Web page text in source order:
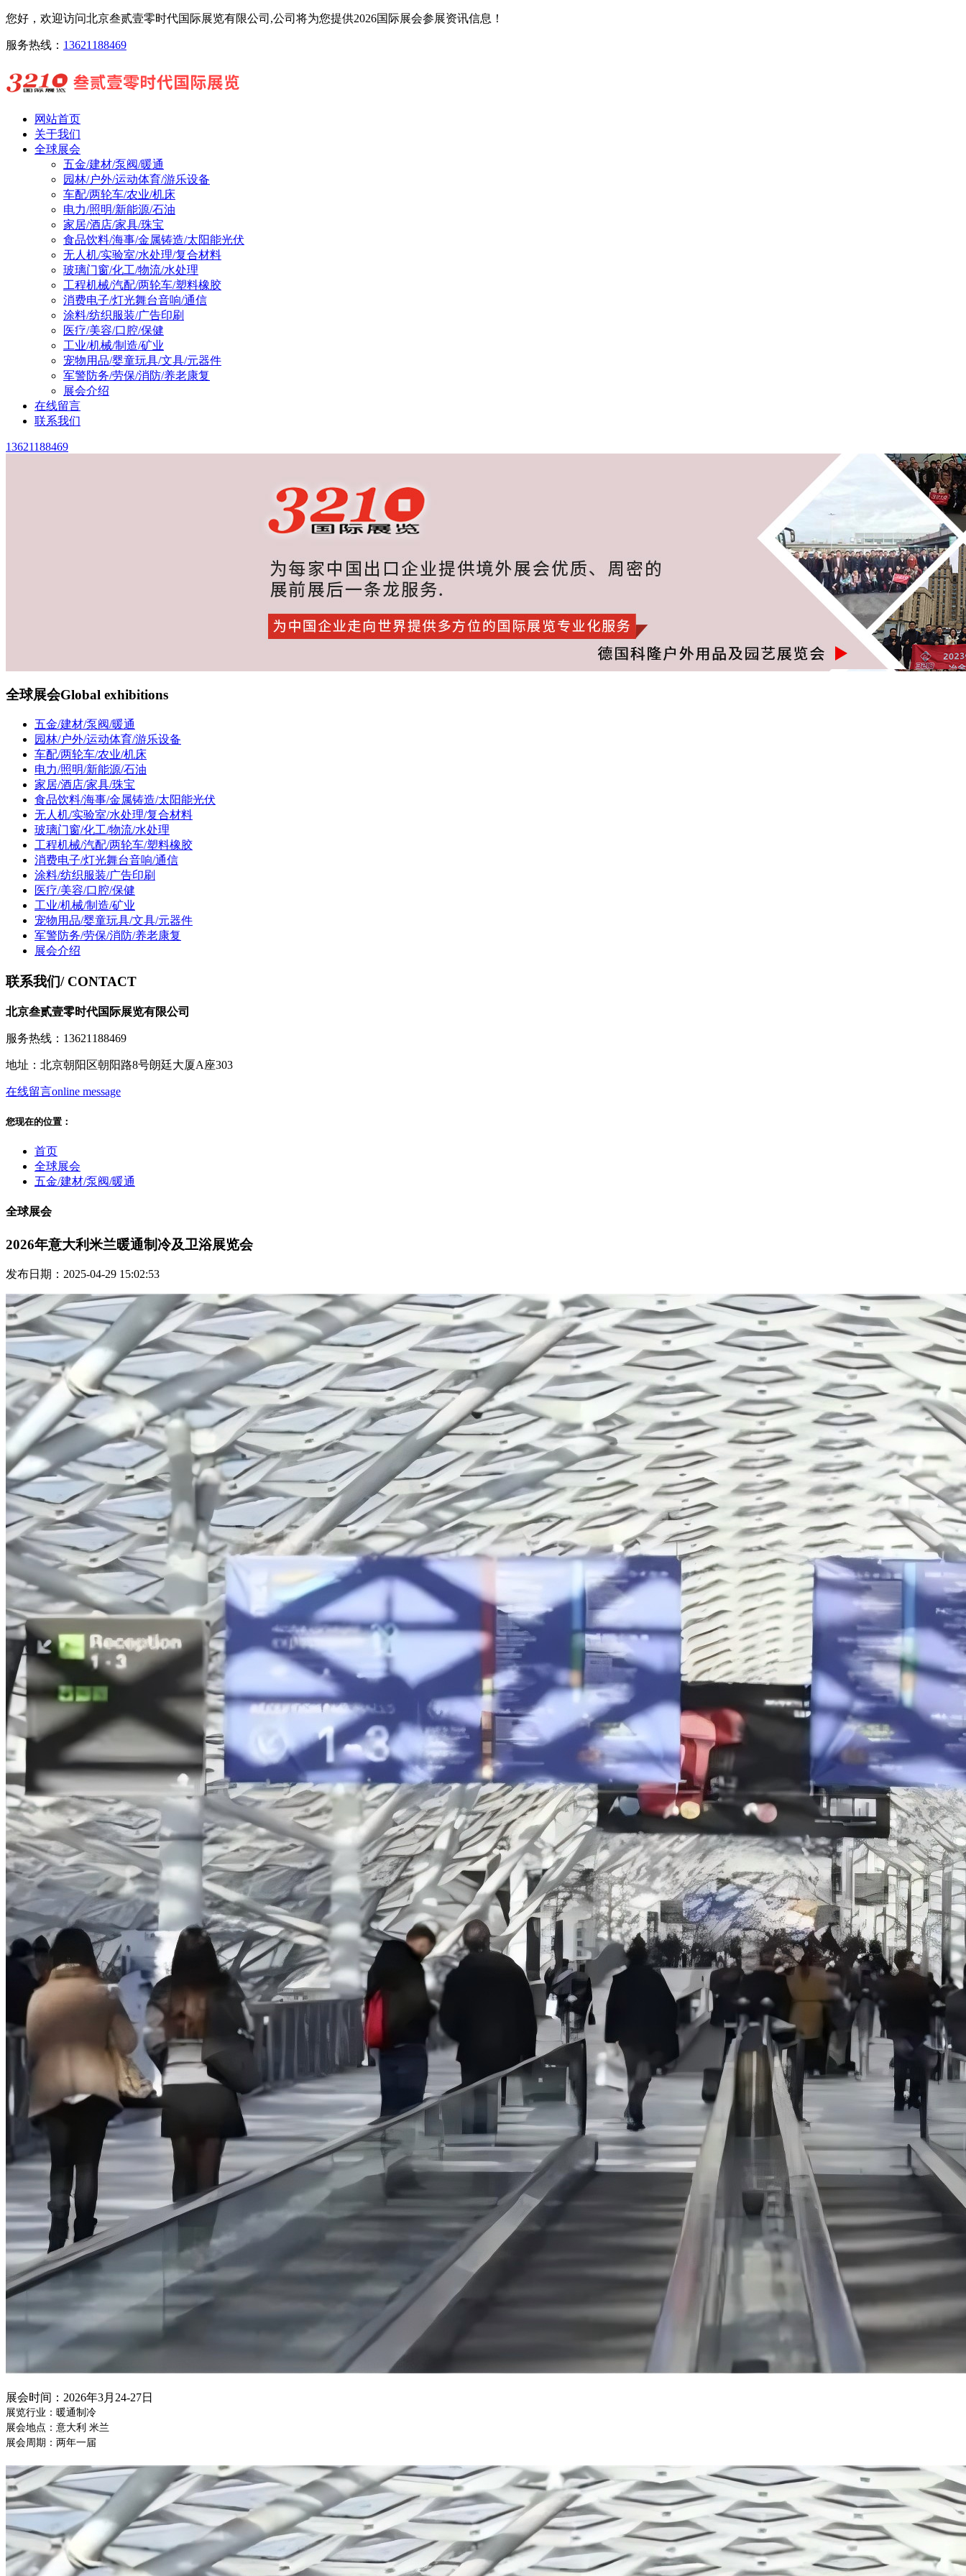
您好，欢迎访问北京叁贰壹零时代国际展览有限公司,公司将为您提供2026国际展会参展资讯信息！
服务热线： 13621188469
网站首页
关于我们
全球展会
五金/建材/泵阀/暖通
园林/户外/运动体育/游乐设备
车配/两轮车/农业/机床
电力/照明/新能源/石油
家居/酒店/家具/珠宝
食品饮料/海事/金属铸造/太阳能光伏
无人机/实验室/水处理/复合材料
玻璃门窗/化工/物流/水处理
工程机械/汽配/两轮车/塑料橡胶
消费电子/灯光舞台音响/通信
涂料/纺织服装/广告印刷
医疗/美容/口腔/保健
工业/机械/制造/矿业
宠物用品/婴童玩具/文具/元器件
军警防务/劳保/消防/养老康复
展会介绍
在线留言
联系我们
13621188469
全球展会Global exhibitions
五金/建材/泵阀/暖通
园林/户外/运动体育/游乐设备
车配/两轮车/农业/机床
电力/照明/新能源/石油
家居/酒店/家具/珠宝
食品饮料/海事/金属铸造/太阳能光伏
无人机/实验室/水处理/复合材料
玻璃门窗/化工/物流/水处理
工程机械/汽配/两轮车/塑料橡胶
消费电子/灯光舞台音响/通信
涂料/纺织服装/广告印刷
医疗/美容/口腔/保健
工业/机械/制造/矿业
宠物用品/婴童玩具/文具/元器件
军警防务/劳保/消防/养老康复
展会介绍
联系我们/ CONTACT
北京叁贰壹零时代国际展览有限公司
服务热线：13621188469
地址：北京朝阳区朝阳路8号朗廷大厦A座303
在线留言online message
您现在的位置：
首页
全球展会
五金/建材/泵阀/暖通
全球展会
2026年意大利米兰暖通制冷及卫浴展览会
发布日期：2025-04-29 15:02:53
展会时间： 2026年3月24-27日
展览行业：暖通制冷
展会地点：意大利 米兰
展会周期：两年一届